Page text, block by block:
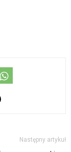
Następny artykuł